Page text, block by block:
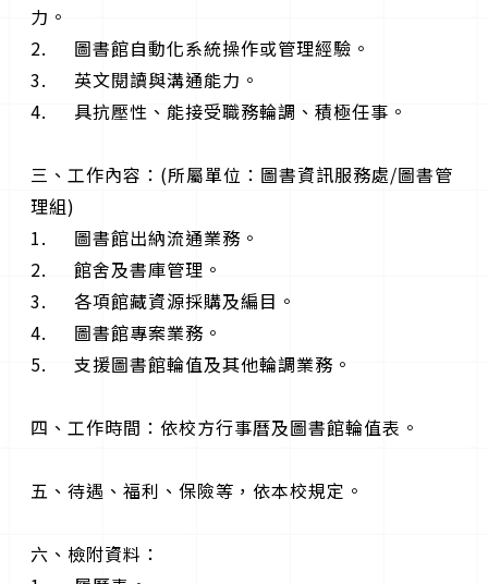
力。
2. 圖書館自動化系統操作或管理經驗。
3. 英文閱讀與溝通能力。
4. 具抗壓性、能接受職務輪調、積極任事。
三、工作內容：(所屬單位：圖書資訊服務處/圖書管
理組)
1. 圖書館出納流通業務。
2. 館舍及書庫管理。
3. 各項館藏資源採購及編目。
4. 圖書館專案業務。
5. 支援圖書館輪值及其他輪調業務。
四、工作時間：依校方行事曆及圖書館輪值表。
五、待遇、福利、保險等，依本校規定。
六、檢附資料：